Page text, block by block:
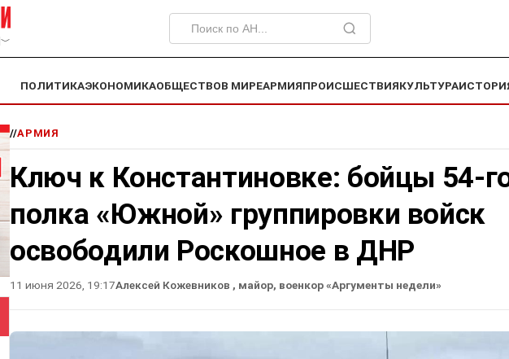
﹀
ПОЛИТИКАЭКОНОМИКАОБЩЕСТВОВ МИРЕАРМИЯПРОИСШЕСТВИЯКУЛЬТУРА
//АРМИЯ
Ключ к Константиновке: бойцы 54-
полка «Южной» группировки войск
освободили Роскошное в ДНР
11 июня 2026, 19:17Алексей Кожевников , майор, военкор «Аргументы недели»